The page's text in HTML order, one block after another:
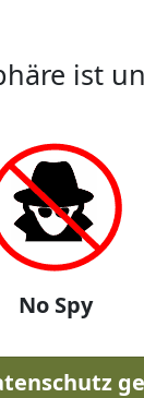
ist
No Spy